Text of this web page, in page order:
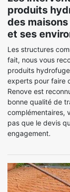
produits
des
et ses
Les structures
fait, nous vous
produits
experts pour faire
Renove est
bonne qualité de
complémentaires,
pas que le devis
engagement.